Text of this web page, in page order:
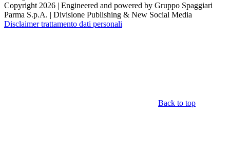
Copyright 2026 | Engineered and powered by Gruppo Spaggiari
Parma S.p.A. | Divisione Publishing & New Social Media
Disclaimer trattamento dati personali
Back to top